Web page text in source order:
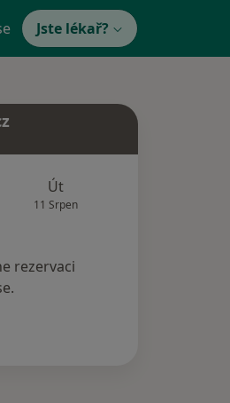
Jste lékař?
Út
11 Srpen
rezervaci